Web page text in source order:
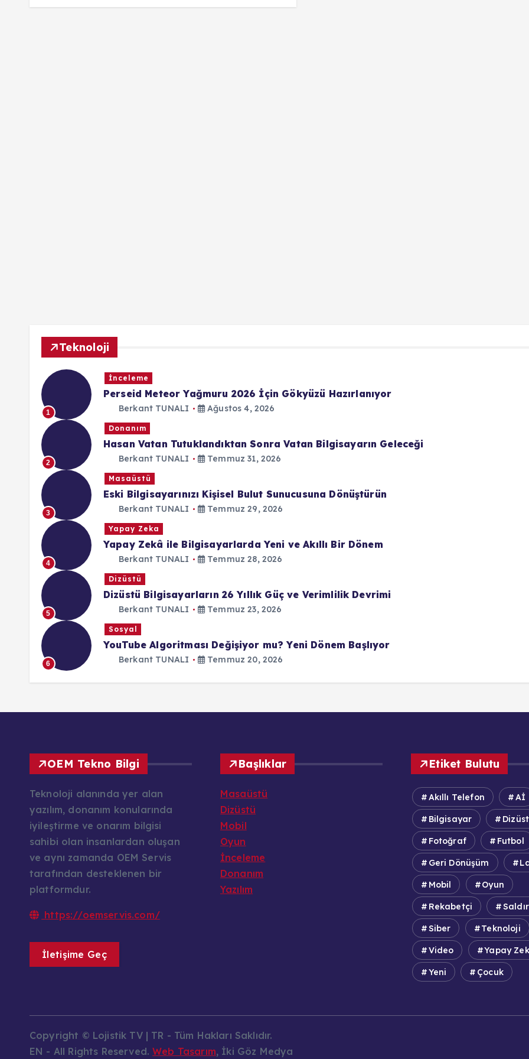
Teknoloji
1
İnceleme
Perseid Meteor Yağmuru 2026 İçin Gökyüzü Hazırlanıyor
Berkant TUNALI Ağustos 4, 2026
2
Donanım
Hasan Vatan Tutuklandıktan Sonra Vatan Bilgisayarın Geleceği
Berkant TUNALI Temmuz 31, 2026
3
Masaüstü
Eski Bilgisayarınızı Kişisel Bulut Sunucusuna Dönüştürün
Berkant TUNALI Temmuz 29, 2026
4
Yapay Zeka
Yapay Zekâ ile Bilgisayarlarda Yeni ve Akıllı Bir Dönem
Berkant TUNALI Temmuz 28, 2026
5
Dizüstü
Dizüstü Bilgisayarların 26 Yıllık Güç ve Verimlilik Devrimi
Berkant TUNALI Temmuz 23, 2026
6
Sosyal
YouTube Algoritması Değişiyor mu? Yeni Dönem Başlıyor
Berkant TUNALI Temmuz 20, 2026
OEM Tekno Bilgi
Teknoloji alanında yer alan
yazılım, donanım konularında
iyileştirme ve onarım bilgisi
sahibi olan insanlardan oluşan
ve aynı zamanda OEM Servis
tarafından desteklenen bir
platformdur.
https://oemservis.com/
İletişime Geç
Başlıklar
Masaüstü
Dizüstü
Mobil
Oyun
İnceleme
Donanım
Yazılım
Etiket Bulutu
Akıllı Telefon Aİ
Bilgisayar
Fotoğraf Futbol
Geri Dönüşüm
Mobil Oyun
Rekabetçi
Siber Teknoloji
Video Yapay
Yeni Çocuk
Copyright © Lojistik TV | TR - Tüm Hakları Saklıdır.
EN - All Rights Reserved.Web Tasarım, İki Göz Medya